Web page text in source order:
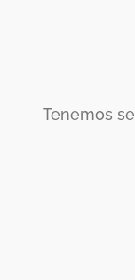
Tenemos